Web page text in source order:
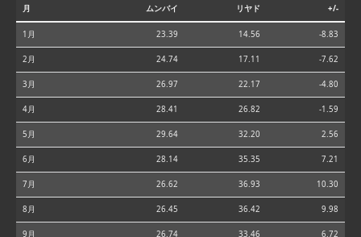
月 ムンバイ リヤド +/-
1月 23.39 14.56 -8.83
2月 24.74 17.11 -7.62
3月 26.97 22.17 -4.80
4月 28.41 26.82 -1.59
5月 29.64 32.20 2.56
6月 28.14 35.35 7.21
7月 26.62 36.93 10.30
8月 26.45 36.42 9.98
9月 26.74 33.46 6.72